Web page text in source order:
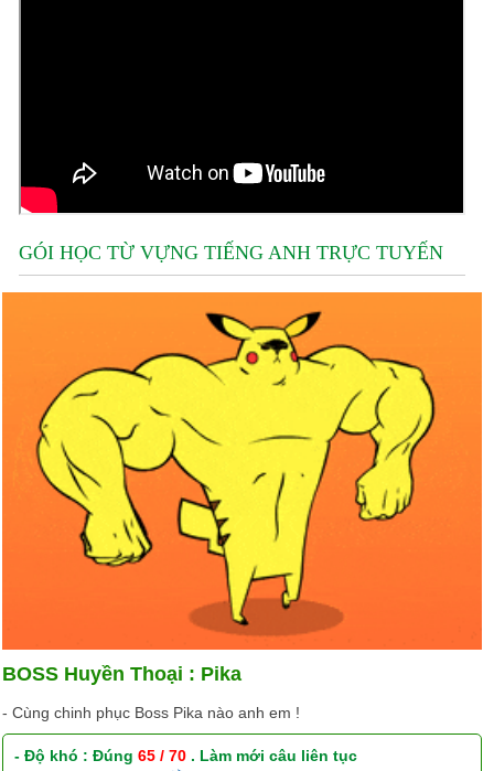
GÓI HỌC TỪ VỰNG TIẾNG ANH TRỰC TUYẾN
BOSS Huyền Thoại : Pika
- Cùng chinh phục Boss Pika nào anh em !
- Độ khó : Đúng65 / 70 . Làm mới câu liên tục